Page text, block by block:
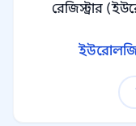
রেজিস্ট্রার